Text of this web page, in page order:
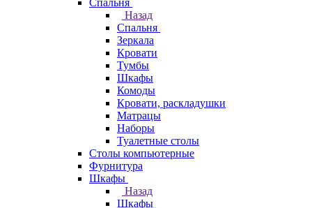
Спальня
Назад
Спальня
Зеркала
Кровати
Тумбы
Шкафы
Комоды
Кровати, раскладушки
Матрацы
Наборы
Туалетные столы
Столы компьютерные
Фурнитура
Шкафы
Назад
Шкафы